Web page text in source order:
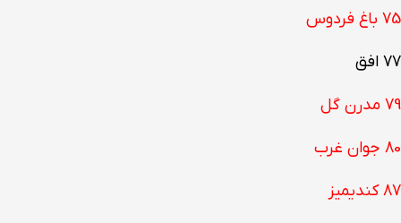
75 باغ فردوس
77 افق
79 مدرن گل
80 جوان غرب
87 کندیمیز